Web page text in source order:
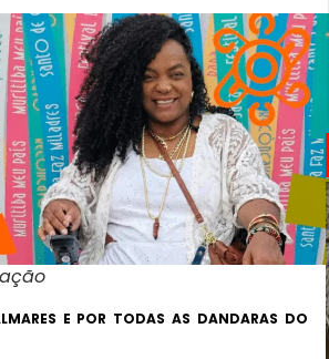
E POR TODAS AS DANDARAS DO